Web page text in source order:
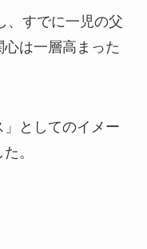
、すでに一児の父
は一層高まった
としてのイメー
。